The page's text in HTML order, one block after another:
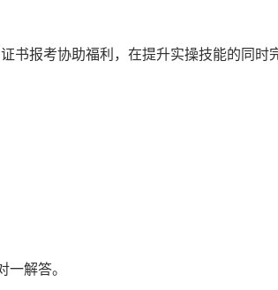
书报考协助福利，在提升实操技能的同
解答。